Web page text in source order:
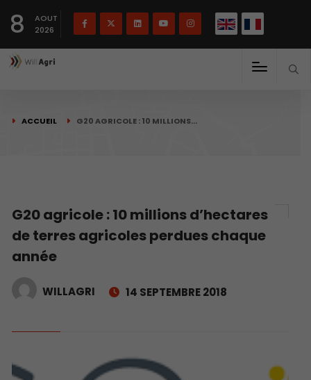
8
AOUT
2026
ACCUEIL G20 AGRICOLE : 10 MILLIONS…
G20 agricole : 10 millions d’hectares
de terres agricoles perdues chaque
année
WILLAGRI 14 SEPTEMBRE 2018
Français English(English)